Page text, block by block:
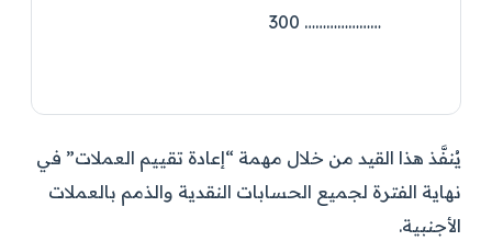
………………… 300
يُنفَّذ هذا القيد من خلال مهمة “إعادة تقييم العملات” في
نهاية الفترة لجميع الحسابات النقدية والذمم بالعملات
الأجنبية.